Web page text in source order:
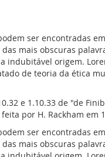
ser encontradas
mais obscuras
origem.
de teoria da ética
e 1.10.33 de "de
por H. Rackham em
ser encontradas
mais obscuras